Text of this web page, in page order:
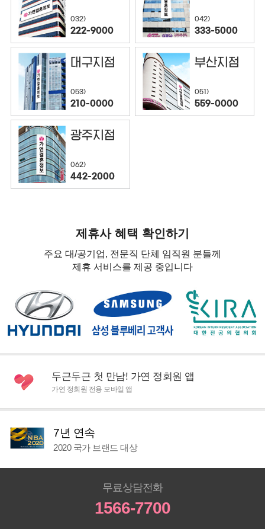
032)
222-9000
042)
333-5000
대구지점
053)
210-0000
부산지점
051)
559-0000
광주지점
062)
442-2000
제휴사 혜택 확인하기
주요 대/공기업, 전문직 단체 임직원 분들께
제휴 서비스를 제공 중입니다
두근두근 첫 만남! 가연 정회원 앱
가연 정회원 전용 모바일 앱
7년 연속
2020 국가 브랜드 대상
무료상담전화
1566-7700